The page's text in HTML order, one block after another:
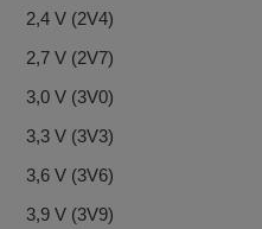
2,4 V (2V4)
2,7 V (2V7)
3,0 V (3V0)
3,3 V (3V3)
3,6 V (3V6)
3,9 V (3V9)